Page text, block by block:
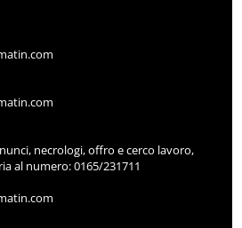
necrologi, offro e cerco lavoro,
al numero: 0165/231711